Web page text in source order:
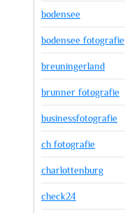
bodensee
bodensee fotografie
breuningerland
brunner fotografie
businessfotografie
ch fotografie
charlottenburg
check24